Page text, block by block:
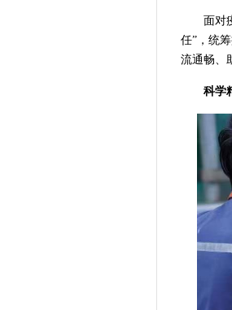
面对
任”，统
流通畅、
科学